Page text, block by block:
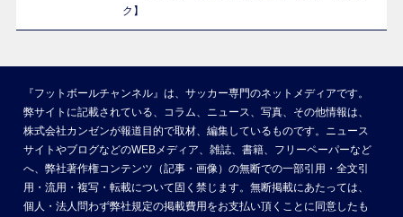
ク】
『フットボールチャンネル』は、サッカー専門のネットメディアです。
弊サイトに記載されている、コラム、ニュース、写真、その他情報は、
株式会社カンゼンが報道目的で取材、編集しているものです。ニュース
サイトやブログなどのWEBメディア、雑誌、書籍、フリーペーパーなど
へ、弊社著作権コンテンツ（記事・画像）の無断での一部引用・全文引
用・流用・複写・転載について固く禁じます。無断掲載にあたっては、
個人・法人問わず弊社規定の掲載費用をお支払い頂くことに同意したも